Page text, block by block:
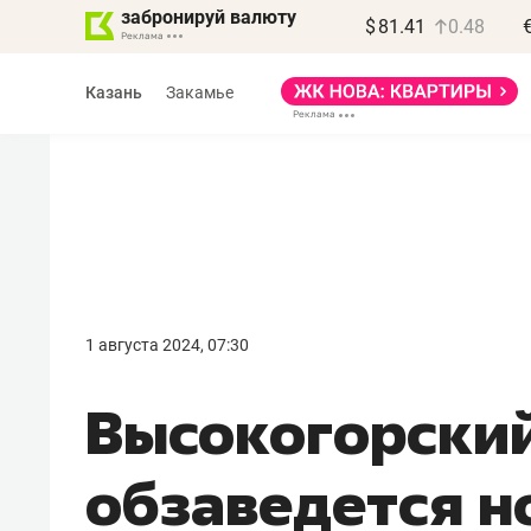
забронируй валюту $ 81.41 0.48
Казань Закамье
1 августа 2024, 07:30
обзаведется
правил, бизнес может
потерять минимум